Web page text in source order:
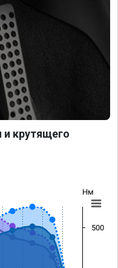
крутящего
Нм
500